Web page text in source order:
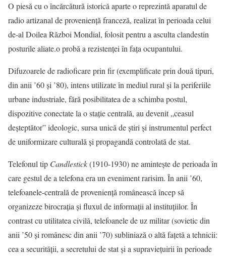
O piesă cu o încărcătură istorică aparte o reprezintă aparatul de
radio artizanal de proveniență franceză, realizat în perioada celui
de-al Doilea Război Mondial, folosit pentru a asculta clandestin
posturile aliate.o probă a rezistenţei în faţa ocupantului.
Difuzoarele de radioficare prin fir (exemplificate prin două tipuri,
din anii ’60 și ’80), intens utilizate în mediul rural și la periferiile
urbane industriale, fără posibilitatea de a schimba postul,
dispozitive conectate la o stație centrală, au devenit „ceasul
deșteptător” ideologic, sursa unică de știri și instrumentul perfect
de uniformizare culturală și propagandă controlată de stat.
Telefonul tip Candlestick(1910-1930) ne amintește de perioada în
care gestul de a telefona era un eveniment rarisim. În anii ’60,
telefoanele-centrală de proveniență românească încep să
organizeze birocrația și fluxul de informații al instituțiilor. În
contrast cu utilitatea civilă, telefoanele de uz militar (sovietic din
anii ’50 și românesc din anii ’70) subliniază o altă fațetă a tehnicii:
cea a securității, a secretului de stat și a supraviețuirii în perioade